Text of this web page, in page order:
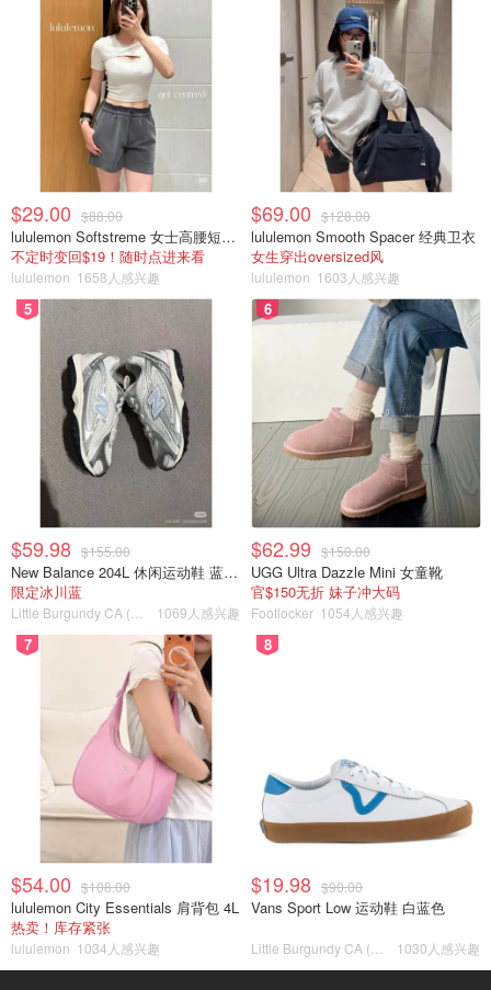
$29.00 $88.00
lululemon Softstreme 女士高腰短裤 10cm
不定时变回$19！随时点进来看
lululemon 1658人感兴趣
$69.00 $128.00
lululemon Smooth Spacer 经典卫衣
女生穿出oversized风
lululemon 1603人感兴趣
5
$59.98 $155.00
New Balance 204L 休闲运动鞋 蓝银色
限定冰川蓝
1069人感兴趣
6
$62.99 $150.00
UGG Ultra Dazzle Mini 女童靴
官$150无折 妹子冲大码
Footlocker 1054人感兴趣
7
$54.00 $108.00
lululemon City Essentials 肩背包 4L
热卖！库存紧张
lululemon 1034人感兴趣
8
$19.98 $90.00
Vans Sport Low 运动鞋 白蓝色
1030人感兴趣